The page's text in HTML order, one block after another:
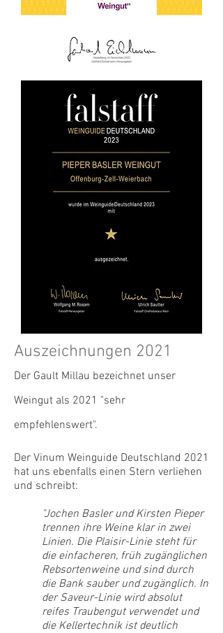
Auszeichnungen 2021
Der Gault Millau bezeichnet unser
Weingut als 2021 "sehr
empfehlenswert".
Der Vinum Weinguide Deutschland 2021
hat uns ebenfalls einen Stern verliehen
und schreibt:
"Jochen Basler und Kirsten Pieper
trennen ihre Weine klar in zwei
Linien. Die Plaisir-Linie steht für
die einfacheren, früh zugänglichen
Rebsortenweine und sind durch
die Bank sauber und zugänglich. In
der Saveur-Linie wird absolut
reifes Traubengut verwendet und
die Kellertechnik ist deutlich